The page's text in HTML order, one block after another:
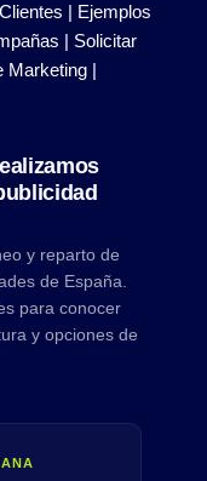
Clientes | Ejemplos
| Solicitar
Marketing |
y reparto de
de España.
para conocer
y opciones de